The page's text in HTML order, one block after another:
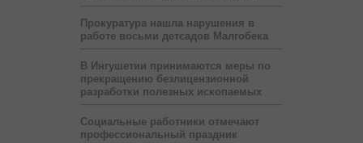
Прокуратура нашла нарушения в
работе восьми детсадов Малгобека
В Ингушетии принимаются меры по
прекращению безлицензионной
разработки полезных ископаемых
Социальные работники отмечают
профессиональный праздник